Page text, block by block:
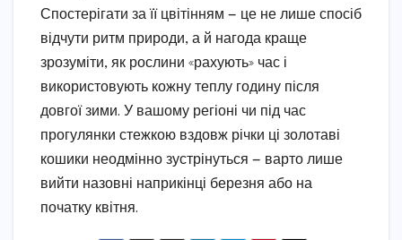
Спостерігати за її цвітінням — це не лише спосіб
відчути ритм природи, а й нагода краще
зрозуміти, як рослини «рахують» час і
використовують кожну теплу годину після
довгої зими. У вашому регіоні чи під час
прогулянки стежкою вздовж річки ці золотаві
кошики неодмінно зустрінуться — варто лише
вийти назовні наприкінці березня або на
початку квітня.